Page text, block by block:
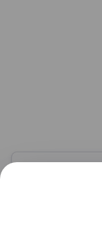
В статье
акции и как